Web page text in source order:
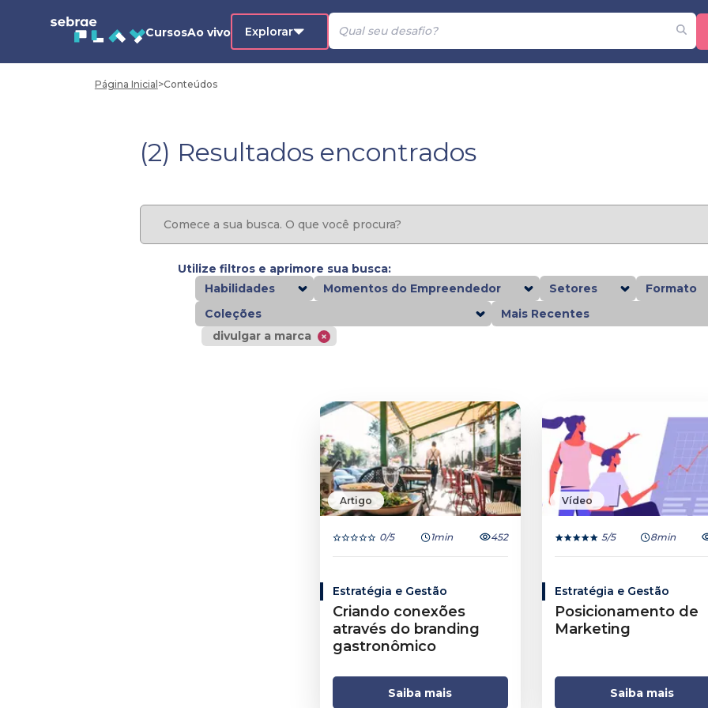
CursosAo vivo Explorar
Página Inicial >Conteúdos
(2) Resultados encontrados
Utilize filtros e aprimore sua busca:
Habilidades
Momentos do Empreendedor Setores
Formato
Coleções
Mais Recentes
divulgar a marca
Artigo
0/5 1min 452
Estratégia e Gestão
Criando conexões
através do branding
gastronômico
Saiba mais
Vídeo
5/5 8min
Estratégia e Gestão
Posicionamento de
Marketing
Saiba mais